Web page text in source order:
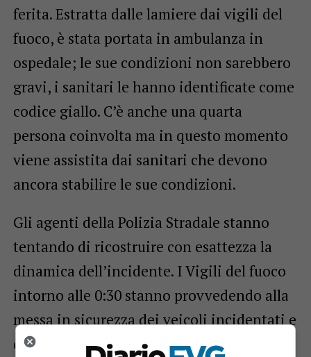
ferita. Estratta dalle lamiere dai vigili del
fuoco, è stata portata in ambulanza in
ospedale; le sue condizioni non sarebbero
gravi, i sanitari le hanno identificate come
codice giallo. C’è anche una quarta
persona coinvolta ma in questo momento
viene assistita dai sanitari che devono
ancora stabilire le sue condizioni.
Gli agenti della Polizia Stradale stanno
tentando di ricostruire con esattezza la
dinamica dell’incidente. I Vigili del fuoco
intorno alle 0:30 stanno provvedendo alla
messa in sicurezza dei veicoli incidentati e
dell’area del sinistro. Dopo la chiamata di